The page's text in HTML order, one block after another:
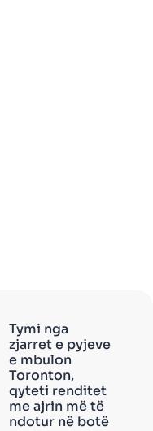
Tymi nga
zjarret e pyjeve
e mbulon
Toronton,
qyteti renditet
me ajrin më të
ndotur në botë